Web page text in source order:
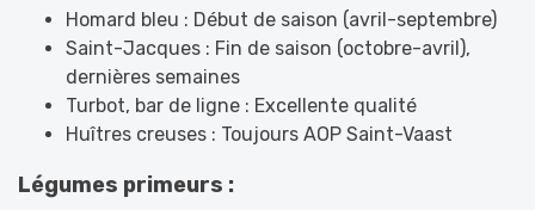
Homard bleu : Début de saison (avril-septembre)
Saint-Jacques : Fin de saison (octobre-avril),
dernières semaines
Turbot, bar de ligne : Excellente qualité
Huîtres creuses : Toujours AOP Saint-Vaast
Légumes primeurs :